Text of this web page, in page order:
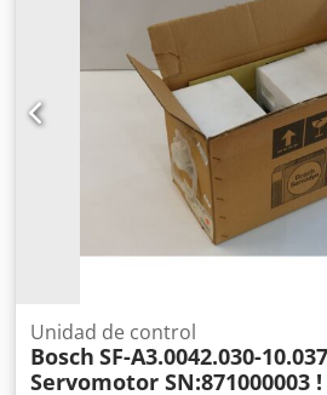
Unidad de control
Bosch SF-A3.0042.030-10.037
Servomotor SN:871000003 !